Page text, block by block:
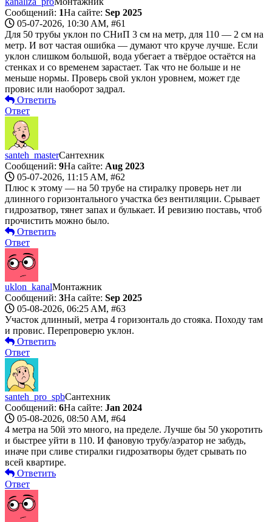
Сообщений: 1На сайте: Sep 2025
05-07-2026, 10:30 AM, #61
Для 50 трубы уклон по СНиП 3 см на метр, для 110 — 2 см на
метр. И вот частая ошибка — думают что круче лучше. Если
уклон слишком большой, вода убегает а твёрдое остаётся на
стенках и со временем зарастает. Так что не больше и не
меньше нормы. Проверь свой уклон уровнем, может где
провис или наоборот задрал.
Ответить
Ответ
santeh_masterСантехник
Сообщений: 9На сайте: Aug 2023
05-07-2026, 11:15 AM, #62
Плюс к этому — на 50 трубе на стиралку проверь нет ли
длинного горизонтального участка без вентиляции. Срывает
гидрозатвор, тянет запах и булькает. И ревизию поставь, чтоб
прочистить можно было.
Ответить
Ответ
uklon_kanalМонтажник
Сообщений: 3На сайте: Sep 2025
05-08-2026, 06:25 AM, #63
Участок длинный, метра 4 горизонталь до стояка. Походу там
и провис. Перепроверю уклон.
Ответить
Ответ
santeh_pro_spbСантехник
Сообщений: 6На сайте: Jan 2024
05-08-2026, 08:50 AM, #64
4 метра на 50й это много, на пределе. Лучше бы 50 укоротить
и быстрее уйти в 110. И фановую трубу/аэратор не забудь,
иначе при сливе стиралки гидрозатворы будет срывать по
всей квартире.
Ответить
Ответ